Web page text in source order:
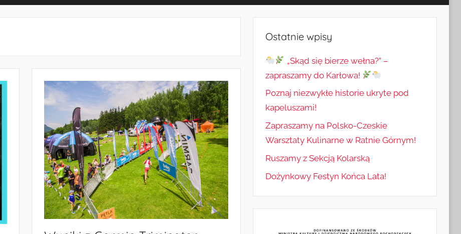
Ostatnie wpisy
„Skąd się bierze wełna?” –
zapraszamy do Karłowa!
Poznaj niezwykłe historie ukryte pod
kapeluszami!
Zapraszamy na Polsko-Czeskie
Warsztaty Kulinarne w Ratnie Górnym!
Ruszamy z Sekcją Kolarską
Dożynkowy Festyn Końca Lata!